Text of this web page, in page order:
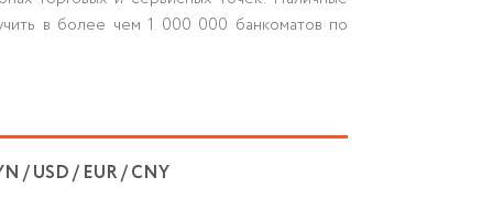
в более чем 1 000 000 банкоматов по
/ USD / EUR / CNY